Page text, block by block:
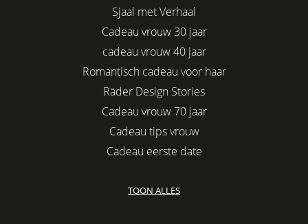
Sjaal met Verhaal
Cadeau vrouw 30 jaar
cadeau vrouw 40 jaar
Romantisch cadeau voor haar
Räder Design Stories
Cadeau vrouw 70 jaar
Cadeau tips vrouw
Cadeau eerste date
Leuke kadootjes
TOON ALLES